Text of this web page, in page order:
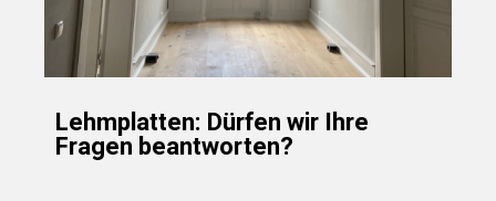
Lehmplatten: Dürfen wir Ihre
Fragen beantworten?